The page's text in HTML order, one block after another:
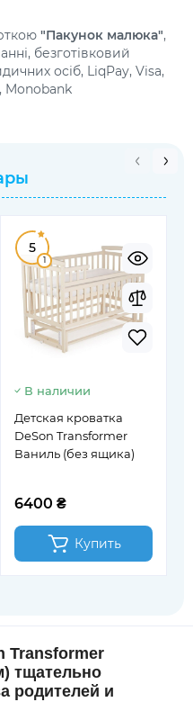
"Пакунок малюка",
безготівковий
осіб, LiqPay, Visa,
Monobank
5
1
В наличии
Детская кроватка
DeSon Transformer
Ваниль (без ящика)
6400 ₴
Купить
Transformer
тщательно
родителей и